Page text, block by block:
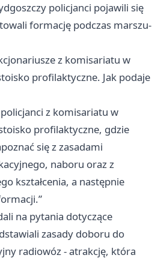
policjanci pojawili się
formację podczas marszu-
z komisariatu w
profilaktyczne. Jak podaje
z komisariatu w
profilaktyczne, gdzie
się z zasadami
naboru oraz z
kształcenia, a następnie
na pytania dotyczące
zasady doboru do
radiowóz - atrakcję, która